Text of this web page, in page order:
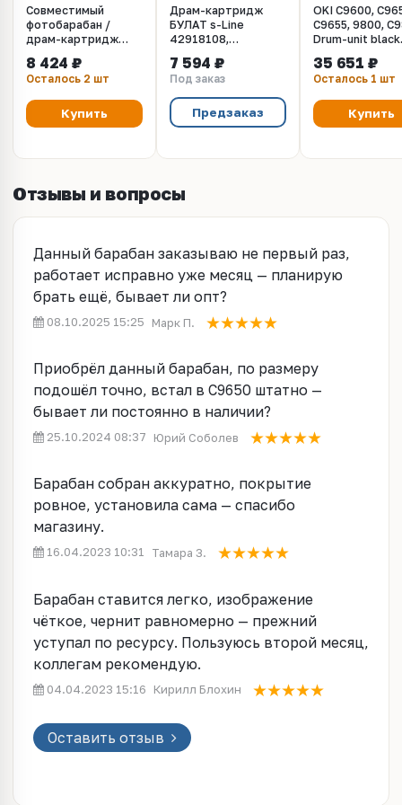
Совместимый
фотобарабан /
драм-картридж
C9600, C9650,
C9655, C9800.
(42918108)
8 424 ₽
Осталось 2 шт
Купить
Драм-картридж
БУЛАТ s-Line
42918108,
C9600, C9655, Xerox
Phaser 7400
(Чёрный, 30000
стр.),
универсальный, ref
7 594 ₽
Под заказ
Предзаказ
OKI C9600,
C9655, 9800,
Drum-unit black
фотобарабан
(42918108)
30000 страниц.
35 651 ₽
Осталось 1 шт
Купить
Отзывы и вопросы
Данный барабан заказываю не первый раз,
работает исправно уже месяц — планирую
брать ещё, бывает ли опт?
08.10.2025 15:25 Марк П.
Приобрёл данный барабан, по размеру
подошёл точно, встал в C9650 штатно —
бывает ли постоянно в наличии?
25.10.2024 08:37 Юрий Соболев
Барабан собран аккуратно, покрытие
ровное, установила сама — спасибо
магазину.
16.04.2023 10:31 Тамара З.
Барабан ставится легко, изображение
чёткое, чернит равномерно — прежний
уступал по ресурсу. Пользуюсь второй месяц,
коллегам рекомендую.
04.04.2023 15:16 Кирилл Блохин
Оставить отзыв